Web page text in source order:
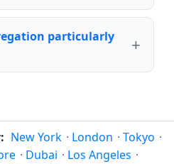
particularly
New York · London · Tokyo ·
· Dubai · Los Angeles ·